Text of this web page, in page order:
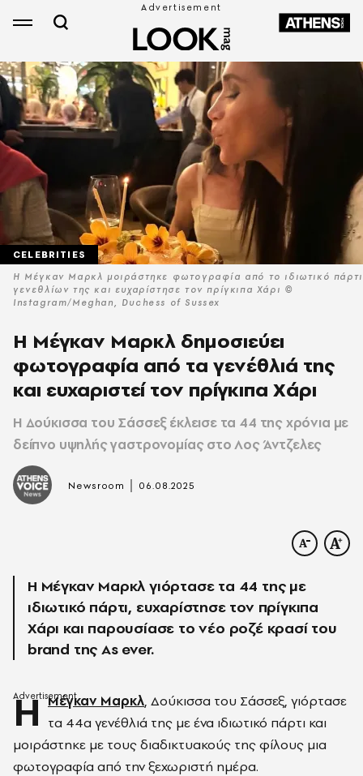
Η Μέγκαν Μαρκλ μοιράστηκε φωτογραφία από το ιδιωτικό πάρτι
γενεθλίων της και ευχαρίστησε τον πρίγκιπα Χάρι ©
Instagram/Meghan, Duchess of Sussex
CELEBRITIES
Η Μέγκαν Μαρκλ δημοσιεύει
φωτογραφία από τα γενέθλιά της
και ευχαριστεί τον πρίγκιπα Χάρι
Η Δούκισσα του Σάσσεξ έκλεισε τα 44 της χρόνια με
δείπνο υψηλής γαστρονομίας στο Λος Άντζελες
Newsroom 06.08.2025
Η Μέγκαν Μαρκλ γιόρτασε τα 44 της με
ιδιωτικό πάρτι, ευχαρίστησε τον πρίγκιπα
Χάρι και παρουσίασε το νέο ροζέ κρασί του
brand της As ever.
Η Μέγκαν Μαρκλ, Δούκισσα του Σάσσεξ, γιόρτασε
τα 44α γενέθλιά της με ένα ιδιωτικό πάρτι και
μοιράστηκε με τους διαδικτυακούς της φίλους μια
φωτογραφία από την ξεχωριστή ημέρα.